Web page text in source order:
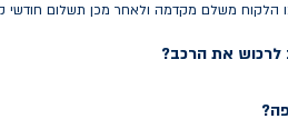
הלקוח משלם מקדמה ולאחר מכן תשלום חודשי
לרכוש את הרכב?